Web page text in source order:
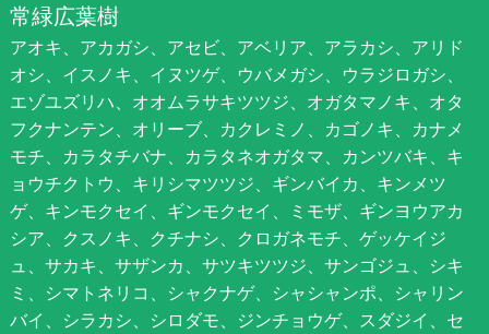
常緑広葉樹
アオキ、アカガシ、アセビ、アベリア、アラカシ、アリド
オシ、イスノキ、イヌツゲ、ウバメガシ、ウラジロガシ、
エゾユズリハ、オオムラサキツツジ、オガタマノキ、オタ
フクナンテン、オリーブ、カクレミノ、カゴノキ、カナメ
モチ、カラタチバナ、カラタネオガタマ、カンツバキ、キ
ョウチクトウ、キリシマツツジ、ギンバイカ、キンメツ
ゲ、キンモクセイ、ギンモクセイ、ミモザ、ギンヨウアカ
シア、クスノキ、クチナシ、クロガネモチ、ゲッケイジ
ュ、サカキ、サザンカ、サツキツツジ、サンゴジュ、シキ
ミ、シマトネリコ、シャクナゲ、シャシャンポ、シャリン
バイ、シラカシ、シロダモ、ジンチョウゲ、スダジイ、セ